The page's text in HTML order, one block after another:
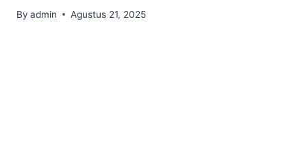
By admin Agustus 21, 2025